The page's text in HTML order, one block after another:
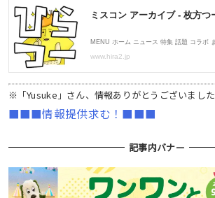
※「Yusuke」さん、情報ありがとうございました
■■■情報提供求む！■■■
記事内バナー